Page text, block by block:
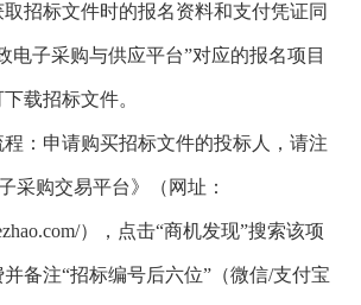
招标文件时的报名资料和支付凭证同
电子采购与供应平台”对应的报名项目
载招标文件。
：申请购买招标文件的投标人，请注
采购交易平台》（网址：
），点击“商机发现”搜索该项
备注“招标编号后六位”（微信/支付宝